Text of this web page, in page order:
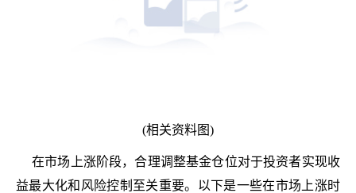
(相关资料图)
在市场上涨阶段，合理调整基金仓位对于投资者实现收
益最大化和风险控制至关重要。以下是一些在市场上涨时